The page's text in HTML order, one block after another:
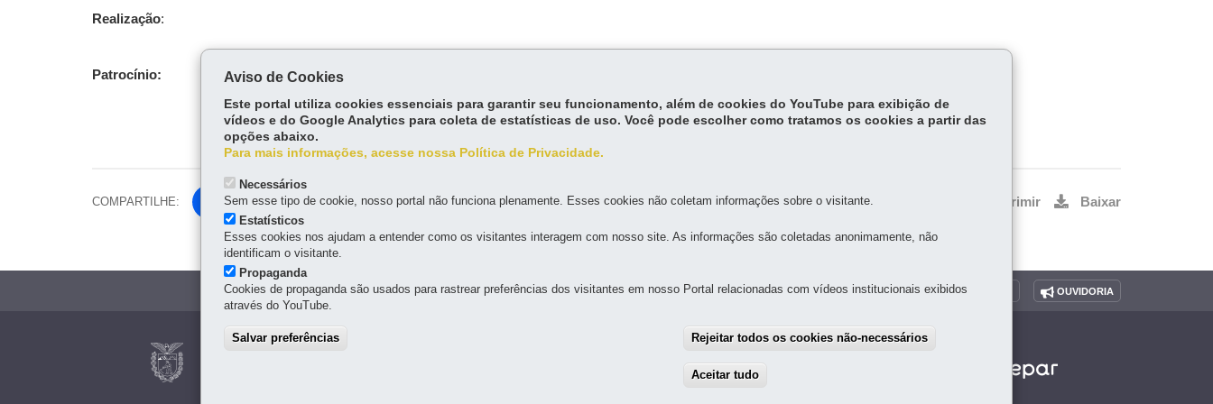
Realização:
Patrocínio:
COMPARTILHE:
Fa
ce
bo
ok
Tw
itt
er
Voltar Imprimir Baixar
MAPA DO SITE DENUNCIE CORRUPÇÃO OUVIDORIA
Navegação
principal
Aviso de Cookies
Este portal utiliza cookies essenciais para garantir seu funcionamento, além de cookies do YouTube para exibição de
vídeos e do Google Analytics para coleta de estatísticas de uso. Você pode escolher como tratamos os cookies a partir das
opções abaixo.
Para mais informações, acesse nossa Política de Privacidade.
Necessários
Sem esse tipo de cookie, nosso portal não funciona plenamente. Esses cookies não coletam informações sobre o visitante.
Estatísticos
Esses cookies nos ajudam a entender como os visitantes interagem com nosso site. As informações são coletadas anonimamente, não
identificam o visitante.
Propaganda
Cookies de propaganda são usados para rastrear preferências dos visitantes em nosso Portal relacionadas com vídeos institucionais exibidos
através do YouTube.
Salvar preferências Rejeitar todos os cookies não-necessários
Aceitar tudo